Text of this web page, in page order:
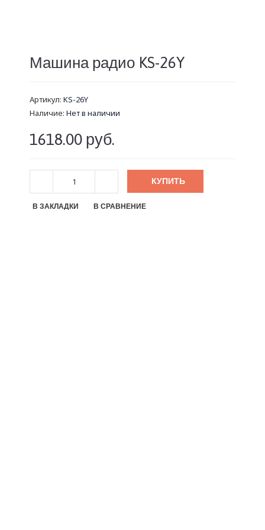
Машина радио KS-26Y
Артикул: KS-26Y
Наличие: Нет в наличии
1618.00 руб.
КУПИТЬ
В ЗАКЛАДКИ В СРАВНЕНИЕ